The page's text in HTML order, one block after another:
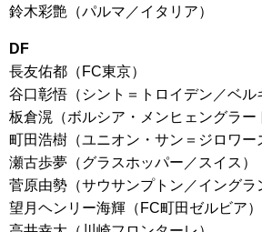
鈴木彩艶（パルマ／イタリア）
DF
長友佑都（FC東京）
谷口彰悟（シント＝トロイデン／ベル
板倉滉（ボルシア・メンヒェングラー
町田浩樹（ユニオン・サン＝ジロワー
瀬古歩夢（グラスホッパー／スイス）
菅原由勢（サウサンプトン／イングラ
望月ヘンリー海輝（FC町田ゼルビア）